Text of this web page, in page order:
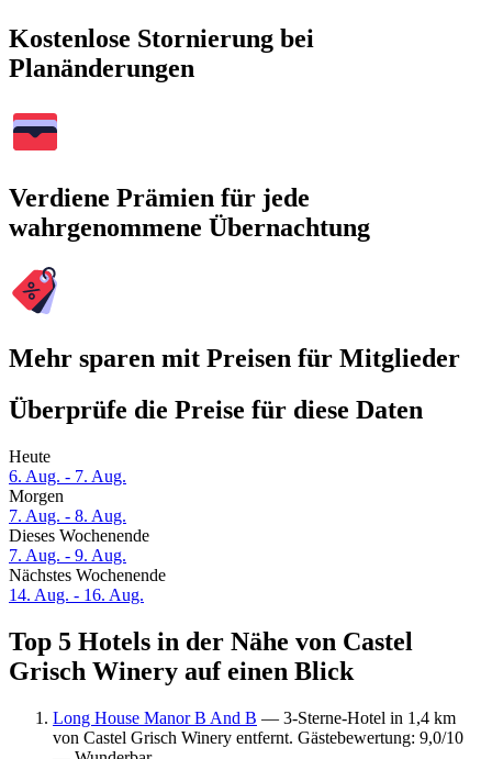
Kostenlose Stornierung bei
Planänderungen
Verdiene Prämien für jede
wahrgenommene Übernachtung
Mehr sparen mit Preisen für Mitglieder
Überprüfe die Preise für diese Daten
Heute
6. Aug. - 7. Aug.
Morgen
7. Aug. - 8. Aug.
Dieses Wochenende
7. Aug. - 9. Aug.
Nächstes Wochenende
14. Aug. - 16. Aug.
Top 5 Hotels in der Nähe von Castel
Grisch Winery auf einen Blick
Long House Manor B And B — 3-Sterne-Hotel in 1,4 km
von Castel Grisch Winery entfernt. Gästebewertung: 9,0/10